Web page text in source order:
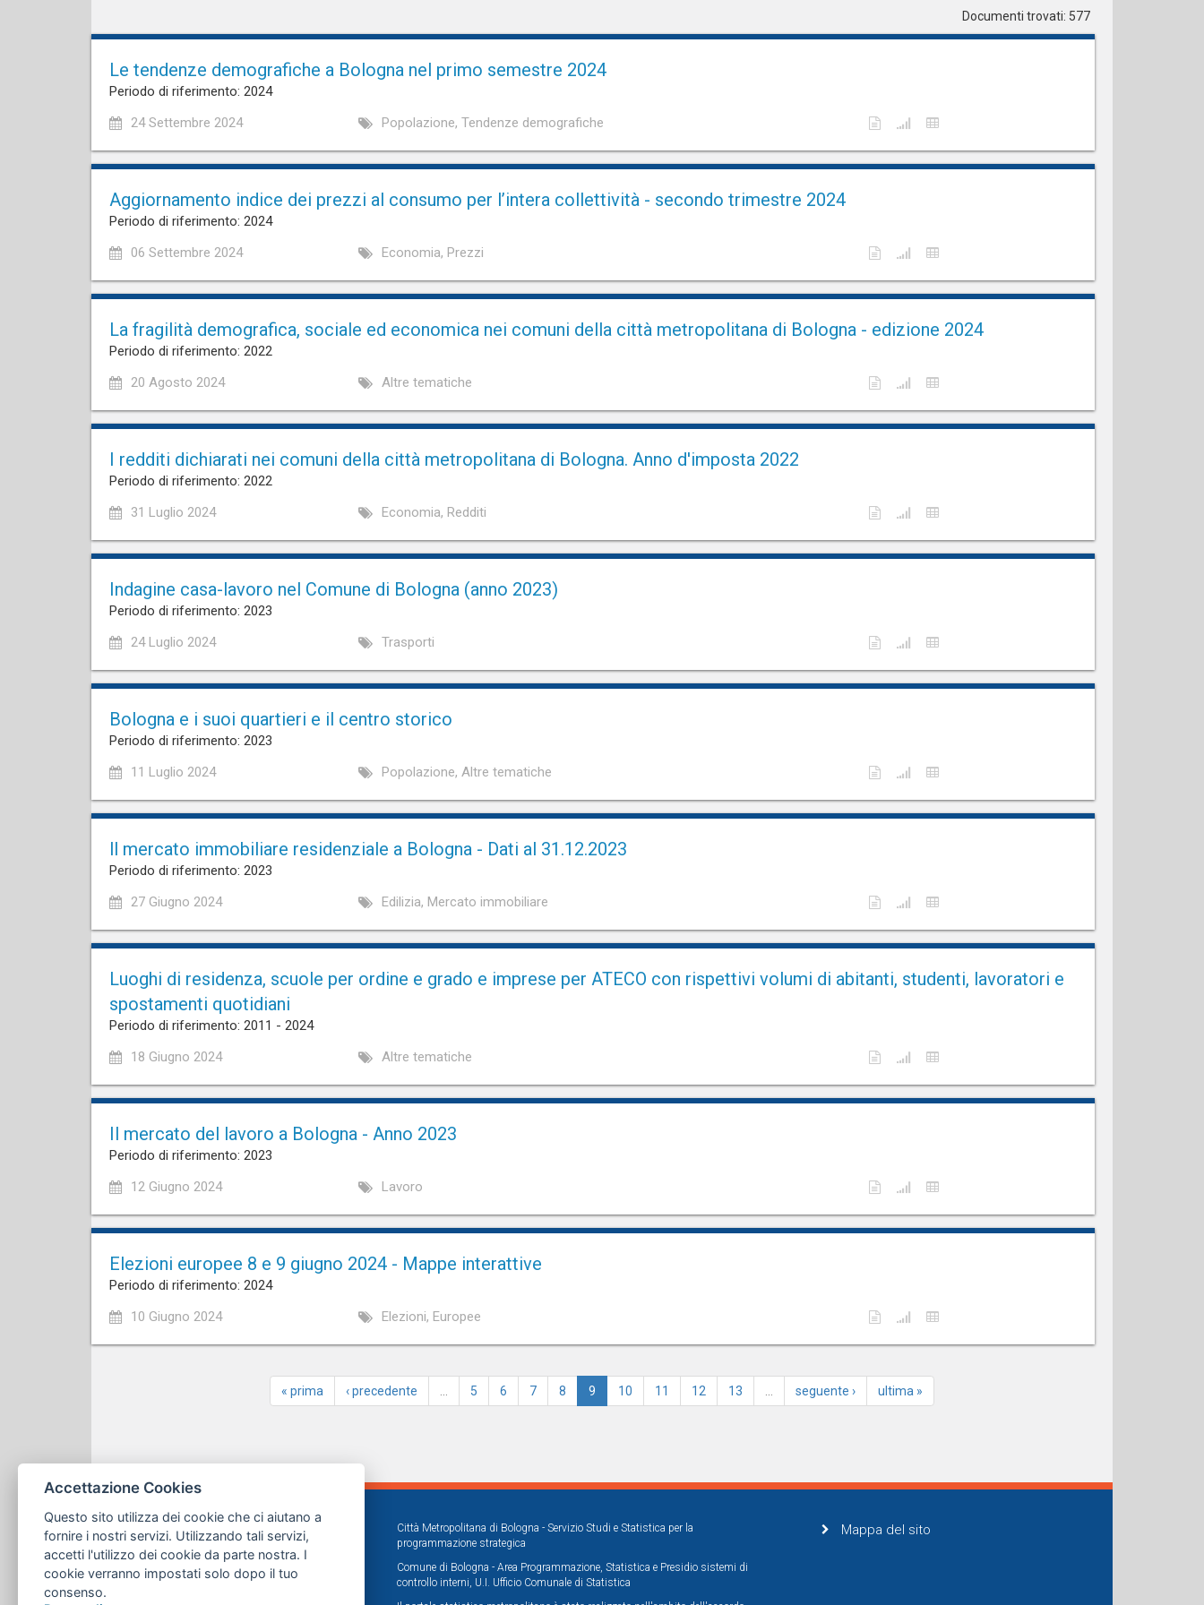
Documenti trovati: 577
Le tendenze demografiche a Bologna nel primo semestre 2024
Periodo di riferimento: 2024
24 Settembre 2024
Popolazione, Tendenze demografiche
Aggiornamento indice dei prezzi al consumo per l’intera collettività - secondo trimestre 2024
Periodo di riferimento: 2024
06 Settembre 2024
Economia, Prezzi
La fragilità demografica, sociale ed economica nei comuni della città metropolitana di Bologna - edizione 2024
Periodo di riferimento: 2022
20 Agosto 2024
Altre tematiche
I redditi dichiarati nei comuni della città metropolitana di Bologna. Anno d'imposta 2022
Periodo di riferimento: 2022
31 Luglio 2024
Economia, Redditi
Indagine casa-lavoro nel Comune di Bologna (anno 2023)
Periodo di riferimento: 2023
24 Luglio 2024
Trasporti
Bologna e i suoi quartieri e il centro storico
Periodo di riferimento: 2023
11 Luglio 2024
Popolazione, Altre tematiche
ll mercato immobiliare residenziale a Bologna - Dati al 31.12.2023
Periodo di riferimento: 2023
27 Giugno 2024
Edilizia, Mercato immobiliare
Luoghi di residenza, scuole per ordine e grado e imprese per ATECO con rispettivi volumi di abitanti, studenti, lavoratori e
spostamenti quotidiani
Periodo di riferimento: 2011 - 2024
18 Giugno 2024
Altre tematiche
Il mercato del lavoro a Bologna - Anno 2023
Periodo di riferimento: 2023
12 Giugno 2024
Lavoro
Elezioni europee 8 e 9 giugno 2024 - Mappe interattive
Periodo di riferimento: 2024
10 Giugno 2024
Elezioni, Europee
« prima ‹ precedente 5 6 7 8 9 10 11 12 13 seguente › ultima »
Città Metropolitana di Bologna - Servizio Studi e Statistica per la
programmazione strategica
Comune di Bologna - Area Programmazione, Statistica e Presidio sistemi di
controllo interni, U.I. Ufficio Comunale di Statistica
Mappa del sito
Accettazione Cookies
Questo sito utilizza dei cookie che ci aiutano a
fornire i nostri servizi. Utilizzando tali servizi,
accetti l'utilizzo dei cookie da parte nostra. I
cookie verranno impostati solo dopo il tuo
consenso.